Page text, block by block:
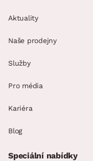
Aktuality
Naše prodejny
Služby
Pro média
Kariéra
Blog
Speciální nabídky